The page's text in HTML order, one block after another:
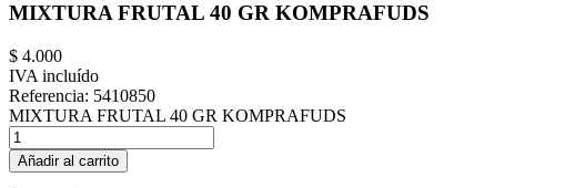
MIXTURA FRUTAL 40 GR KOMPRAFUDS
$ 4.000
IVA incluído
Referencia: 5410850
MIXTURA FRUTAL 40 GR KOMPRAFUDS
Añadir al carrito